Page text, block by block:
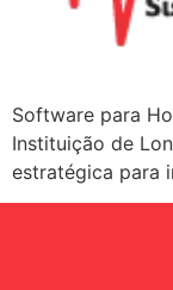
Software para
Instituição de
estratégica para